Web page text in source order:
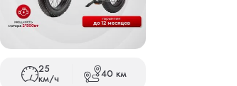
25
км/ч 40 км